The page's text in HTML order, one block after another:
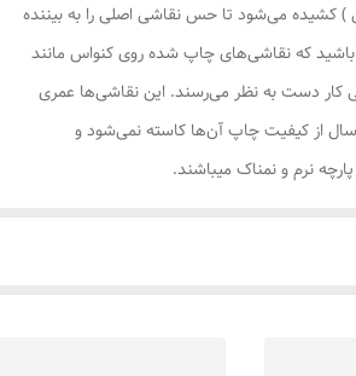
کشیده می‌شود تا حس نقاشی اصلی را به بیننده
باشید که نقاشی‌های چاپ شده روی کنواس مانند
کار دست به نظر می‌رسند. این نقاشی‌ها عمری
سال از کیفیت چاپ آن‌ها کاسته نمی‌شود و
نرم و نمناک میباشند.